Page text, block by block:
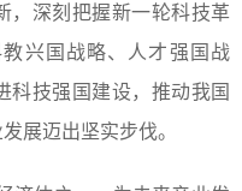
，深刻把握新一轮科技革
兴国战略、人才强国战
科技强国建设，推动我国
展迈出坚实步伐。